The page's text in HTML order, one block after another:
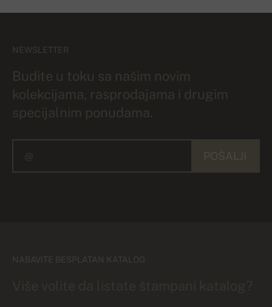
NEWSLETTER
Budite u toku sa našim novim
kolekcijama, rasprodajama i drugim
specijalnim ponudama.
NABAVITE BESPLATAN KATALOG